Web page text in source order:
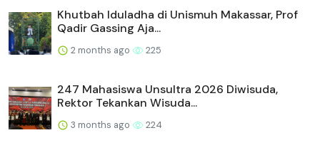
Khutbah Iduladha di Unismuh Makassar, Prof
Qadir Gassing Aja...
2 months ago 225
247 Mahasiswa Unsultra 2026 Diwisuda,
Rektor Tekankan Wisuda...
3 months ago 224